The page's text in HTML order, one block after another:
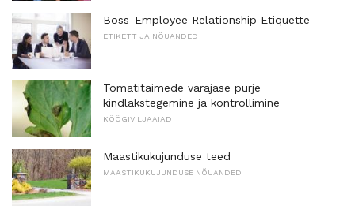
Boss-Employee Relationship Etiquette
ETIKETT JA NÕUANDED
Tomatitaimede varajase purje
kindlakstegemine ja kontrollimine
KÖÖGIVILJAAIAD
Maastikukujunduse teed
MAASTIKUKUJUNDUSE NÕUANDED